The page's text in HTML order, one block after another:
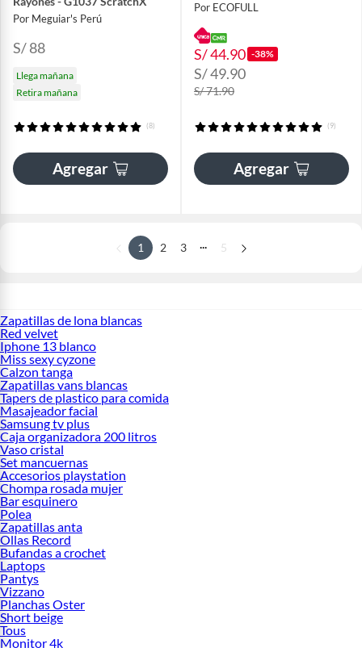
Por Meguiar's Perú
S/ 88
Llega mañana
Retira mañana
(8)
Agregar
Por ECOFULL
S/ 44.90 -38%
S/ 49.90
S/ 71.90
(9)
Agregar
1 2 3 ... 5
Zapatillas de lona blancas
Red velvet
Iphone 13 blanco
Miss sexy cyzone
Calzon tanga
Zapatillas vans blancas
Tapers de plastico para comida
Masajeador facial
Samsung tv plus
Caja organizadora 200 litros
Vaso cristal
Set mancuernas
Accesorios playstation
Chompa rosada mujer
Bar esquinero
Polea
Zapatillas anta
Ollas Record
Bufandas a crochet
Laptops
Pantys
Vizzano
Planchas Oster
Short beige
Tous
Monitor 4k